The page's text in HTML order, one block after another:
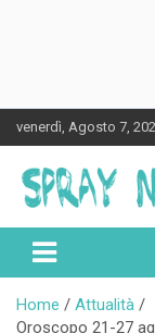
to
content
venerdì, Agosto 7,
Home
Attualità
Oroscopo 21-27